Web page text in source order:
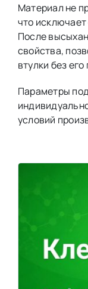
Материал не
что
После
свойства,
втулки без
Параметры
условий